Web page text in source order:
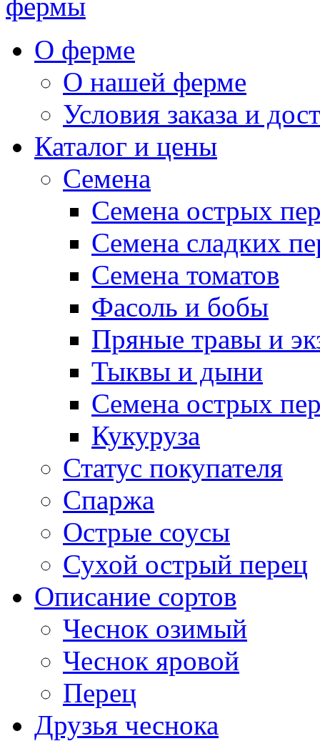
О ферме
О нашей ферме
Условия заказа и
Каталог и цены
Семена
Семена острых
Семена сладких
Семена томатов
Фасоль и бобы
Пряные травы и
Тыквы и дыни
Семена острых
Кукуруза
Статус покупателя
Спаржа
Острые соусы
Сухой острый перец
Описание сортов
Чеснок озимый
Чеснок яровой
Перец
Друзья чеснока